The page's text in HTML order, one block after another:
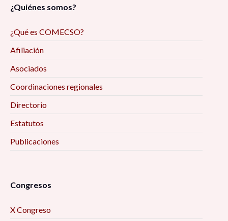
¿Quiénes somos?
¿Qué es COMECSO?
Afiliación
Asociados
Coordinaciones regionales
Directorio
Estatutos
Publicaciones
Congresos
X Congreso